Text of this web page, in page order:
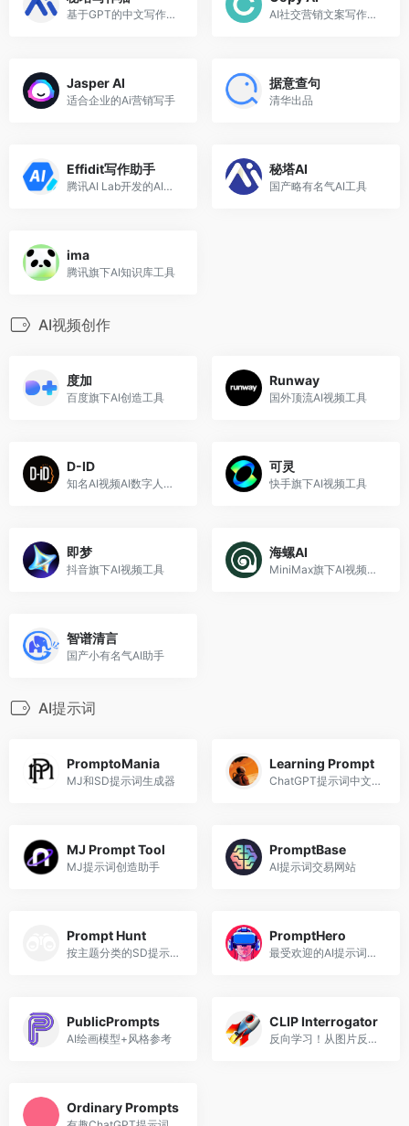
基于GPT的中文写作工具 AI社交营销文案写作助手
Jasper AI
适合企业的Ai营销写手
据意查句
清华出品
Effidit写作助手
腾讯AI Lab开发的AI写作助手，轻松高效完成写作
秘塔AI
国产略有名气AI工具
ima
腾讯旗下AI知识库工具
AI视频创作
度加
百度旗下AI创造工具
Runway
国外顶流AI视频工具
D-ID
知名AI视频AI数字人工具
可灵
快手旗下AI视频工具
即梦
抖音旗下AI视频工具
海螺AI
MiniMax旗下AI视频工具
智谱清言
国产小有名气AI助手
AI提示词
PromptoMania
MJ和SD提示词生成器
Learning Prompt
ChatGPT提示词中文指南
MJ Prompt Tool
MJ提示词创造助手
PromptBase
AI提示词交易网站
Prompt Hunt
按主题分类的SD提示词
PromptHero
最受欢迎的AI提示词网站
PublicPrompts
AI绘画模型+风格参考
CLIP Interrogator
反向学习！从图片反推AI关键词
Ordinary Prompts